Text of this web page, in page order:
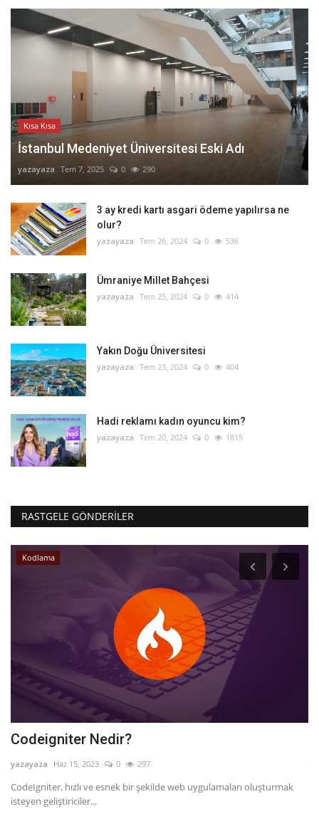
Kısa Kısa
İstanbul Medeniyet Üniversitesi Eski Adı
yazayaza Tem 7, 2025 0 290
3 ay kredi kartı asgari ödeme yapılırsa ne
olur?
yazayaza Tem 26, 2024 0 536
Ümraniye Millet Bahçesi
yazayaza Tem 25, 2024 0 414
Yakın Doğu Üniversitesi
yazayaza Tem 23, 2024 0 404
Hadi reklamı kadın oyuncu kim?
yazayaza Tem 20, 2024 0 1815
RASTGELE GÖNDERILER
Kodlama
Codeigniter Nedir?
yazayaza Haz 15, 2023 0 297
CodeIgniter, hızlı ve esnek bir şekilde web uygulamaları oluşturmak
isteyen geliştiriciler...